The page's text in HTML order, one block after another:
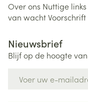
Over ons Nuttige links
van wachtVoorschrift
Nieuwsbrief
Blijf op de hoogte